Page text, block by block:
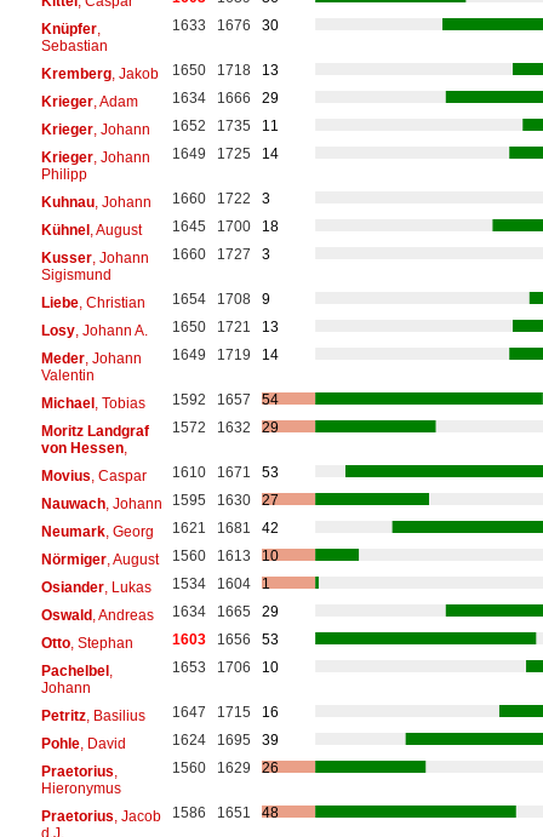
Knüpfer,
Sebastian
1633 1676 30
Kremberg, Jakob 1650 1718
13
Krieger, Adam 1634 1666
29
Krieger, Johann 1652 1735
11
Krieger, Johann
Philipp
1649 1725 14
Kuhnau, Johann 1660 1722
3
Kühnel, August 1645 1700
18
Kusser, Johann
Sigismund
1660 1727 3
Liebe, Christian 1654 1708
9
Losy, Johann A. 1650 1721
13
Meder, Johann
Valentin
1649 1719 14
Michael, Tobias 1592 1657
54
Moritz Landgraf
von Hessen,
1572 1632 29
Movius , Caspar 1610 1671
53
Nauwach, Johann 1595 1630
27
Neumark, Georg 1621 1681
42
Nörmiger, August 1560 1613
10
Osiander, Lukas 1534 1604
1
Oswald, Andreas 1634 1665
29
Otto, Stephan 1603 1656
53
Pachelbel,
Johann
1653 1706 10
Petritz, Basilius 1647 1715
16
Pohle, David 1624 1695
39
Praetorius
Hieronymus
1560 1629 26
Praetorius , Jacob
d.J.
1586 1651 48